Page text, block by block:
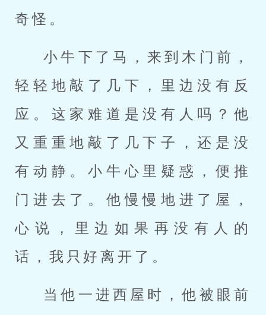
奇怪。
小牛下了马，来到木门前，
轻轻地敲了几下，里边没有反
应。这家难道是没有人吗？他
又重重地敲了几下子，还是没
有动静。小牛心里疑惑，便推
门进去了。他慢慢地进了屋，
心说，里边如果再没有人的
话，我只好离开了。
当他一进西屋时，他被眼前